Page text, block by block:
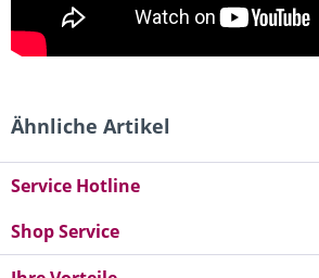
Ähnliche Artikel
Service Hotline
Shop Service